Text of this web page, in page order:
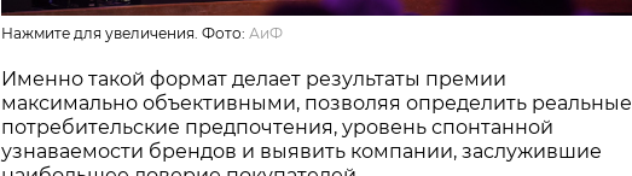
Нажмите для увеличения. Фото: АиФ
Именно такой формат делает результаты премии
максимально объективными, позволяя определить реальные
потребительские предпочтения, уровень спонтанной
узнаваемости брендов и выявить компании, заслужившие